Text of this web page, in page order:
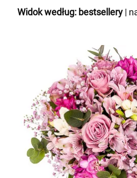
Widok według: bestsellery |